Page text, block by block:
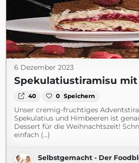
6 Dezember 2023
Spekulatiustiramisu
40 0 Speichern
Unser cremig-fruchtiges
Spekulatius und Himbeeren ist
Dessert für die Weihnachtszeit!
einfach (...)
Selbstgemacht - Der